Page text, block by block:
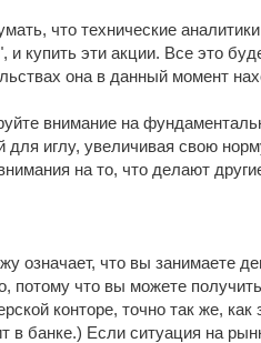
что технические
и купить эти акции. Все это
она в данный момент
внимание на
для иглу, увеличивая свою
на то, что делают
означает, что вы занимаете
потому что вы можете
конторе, точно так же,
в банке.) Если ситуация на